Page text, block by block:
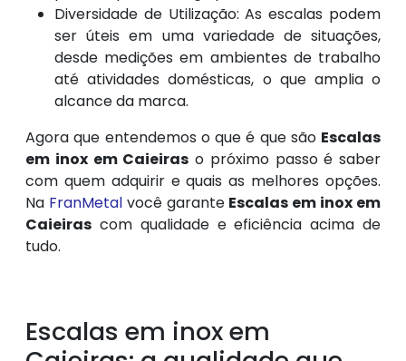
Diversidade de Utilização: As escalas podem
ser úteis em uma variedade de situações,
desde medições em ambientes de trabalho
até atividades domésticas, o que amplia o
alcance da marca.
Agora que entendemos o que é que são Escalas
em inox em Caieiras o próximo passo é saber
com quem adquirir e quais as melhores opções.
Na FranMetalvocê garante Escalas em inox em
Caieiras com qualidade e eficiência acima de
tudo.
Escalas em inox em